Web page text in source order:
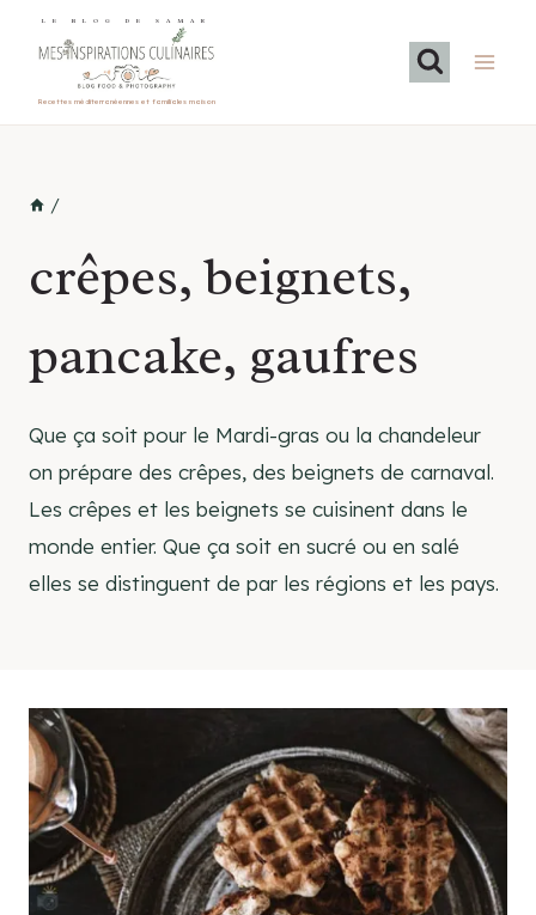
LE BLOG DE SAMAR
Recettes méditerranéennes et familiales maison
/
crêpes, beignets,
pancake, gaufres
Que ça soit pour le Mardi-gras ou la chandeleur
on prépare des crêpes, des beignets de carnaval.
Les crêpes et les beignets se cuisinent dans le
monde entier. Que ça soit en sucré ou en salé
elles se distinguent de par les régions et les pays.